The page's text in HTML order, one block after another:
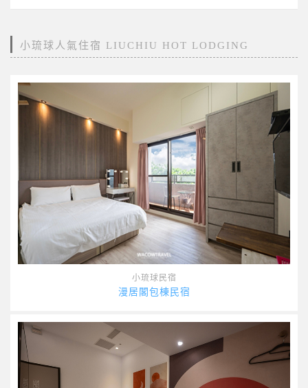
小琉球人氣住宿 LIUCHIU HOT LODGING
小琉球民宿
漫居閣包棟民宿